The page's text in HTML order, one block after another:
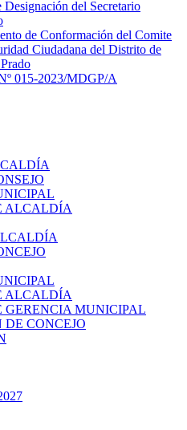
Designación del Secretario
de Conformación del Comite
Ciudadana del Distrito de
015-2023/MDGP/A
ALCALDÍA
ALCALDÍA
GERENCIA MUNICIPAL
DE CONCEJO